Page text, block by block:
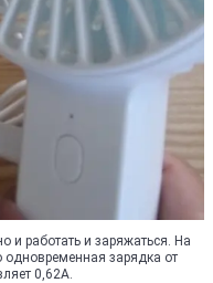
и работать и заряжаться. На
одновременная зарядка от
0,62А.